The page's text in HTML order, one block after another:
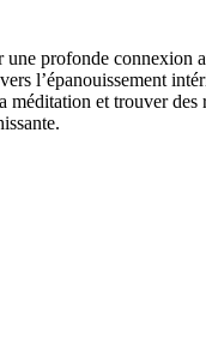
profonde connexion
l’épanouissement
et trouver des